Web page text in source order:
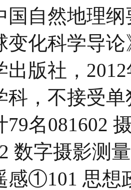
国自然地理
变化科学导
出版社，
科，不接受
79名081602
数字摄影测
感①101 思